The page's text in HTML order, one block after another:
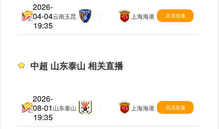
2026-
04-04
19:35
中超
云南玉昆 : 上海海港 高清直播
中超 山东泰山 相关直播
2026-
08-01
19:35
中超
山东泰山 : 上海海港 高清直播